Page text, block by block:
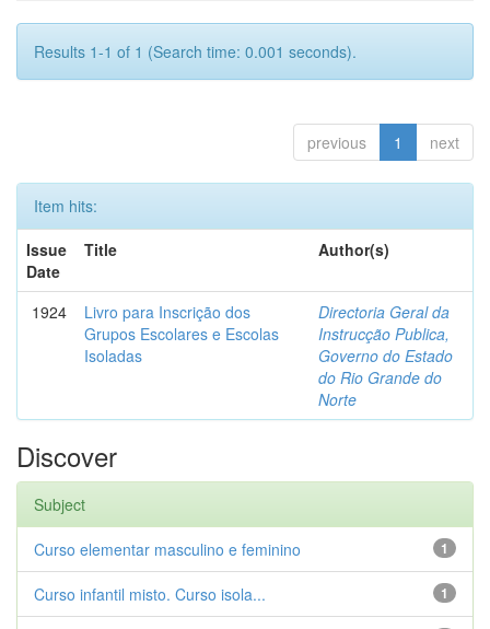
Results 1-1 of 1 (Search time: 0.001 seconds).
previous 1 next
Item hits:
Issue
Date
Title Author(s)
1924
Livro para Inscrição dos
Grupos Escolares e Escolas
Isoladas
Directoria Geral da
Instrucção Publica,
Governo do Estado
do Rio Grande do
Norte
Discover
Subject
1
Curso elementar masculino e feminino
1
Curso infantil misto. Curso isola...